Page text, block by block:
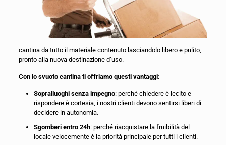
cantina da tutto il materiale contenuto lasciandolo libero e pulito,
pronto alla nuova destinazione d’uso.
Con lo svuoto cantina ti offriamo questi vantaggi:
Sopralluoghi senza impegno: perché chiedere è lecito e
rispondere è cortesia, i nostri clienti devono sentirsi liberi di
decidere in autonomia.
Sgomberi entro 24h: perché riacquistare la fruibilità del
locale velocemente è la priorità principale per tutti i clienti.